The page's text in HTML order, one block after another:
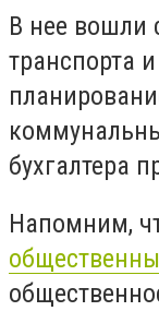
В нее вошли
транспорта
бухгалтера
Напомним,